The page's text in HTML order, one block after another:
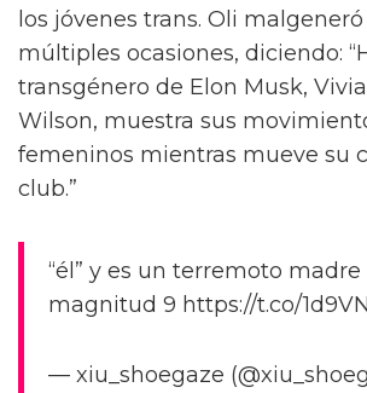
los jóvenes trans. Oli
múltiples ocasiones, diciendo:
transgénero de Elon Musk,
Wilson, muestra sus
femeninos mientras mueve su
club.”
“él” y es un terremoto madre
magnitud 9 https://t.co/
— xiu_shoegaze